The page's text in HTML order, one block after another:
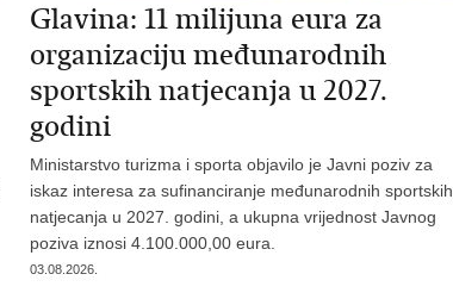
Glavina: 11 milijuna eura za
organizaciju međunarodnih
sportskih natjecanja u 2027.
godini
Ministarstvo turizma i sporta objavilo je Javni poziv za
iskaz interesa za sufinanciranje međunarodnih sportskih
natjecanja u 2027. godini, a ukupna vrijednost Javnog
poziva iznosi 4.100.000,00 eura.
03.08.2026.